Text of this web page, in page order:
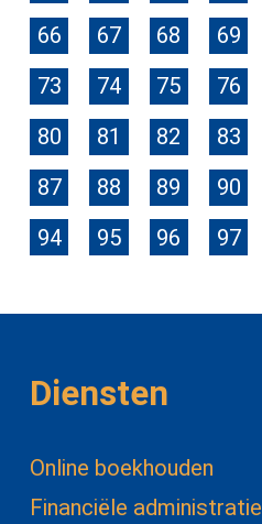
66
67 68 69
73
74 75 76
80
81 82 83
87
88 89 90
94
95 96 97
Diensten
Online boekhouden
Financiële administratie